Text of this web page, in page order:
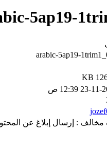
arabic-5ap19-
12:39 ص
: إرسال إبلاغ عن